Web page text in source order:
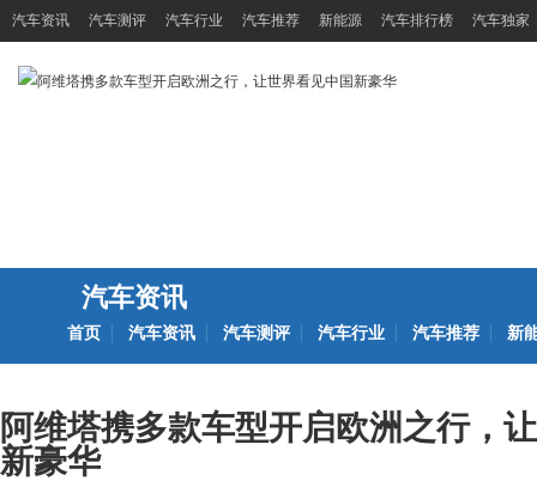
汽车资讯 汽车测评 汽车行业 汽车推荐 新能源 汽车排行榜 汽车独家
汽车资讯
首页 汽车资讯 汽车测评 汽车行业 汽车推荐 新
阿维塔携多款车型开启欧洲之行，
新豪华